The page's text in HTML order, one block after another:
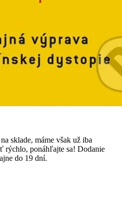
sklade, máme však už iba
rýchlo, ponáhľajte sa! Dodanie
do 19 dní.